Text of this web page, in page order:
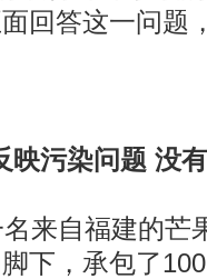
回答这一问题
映污染问题 没
自福建的芒
下，承包了
验爱情哲学 南